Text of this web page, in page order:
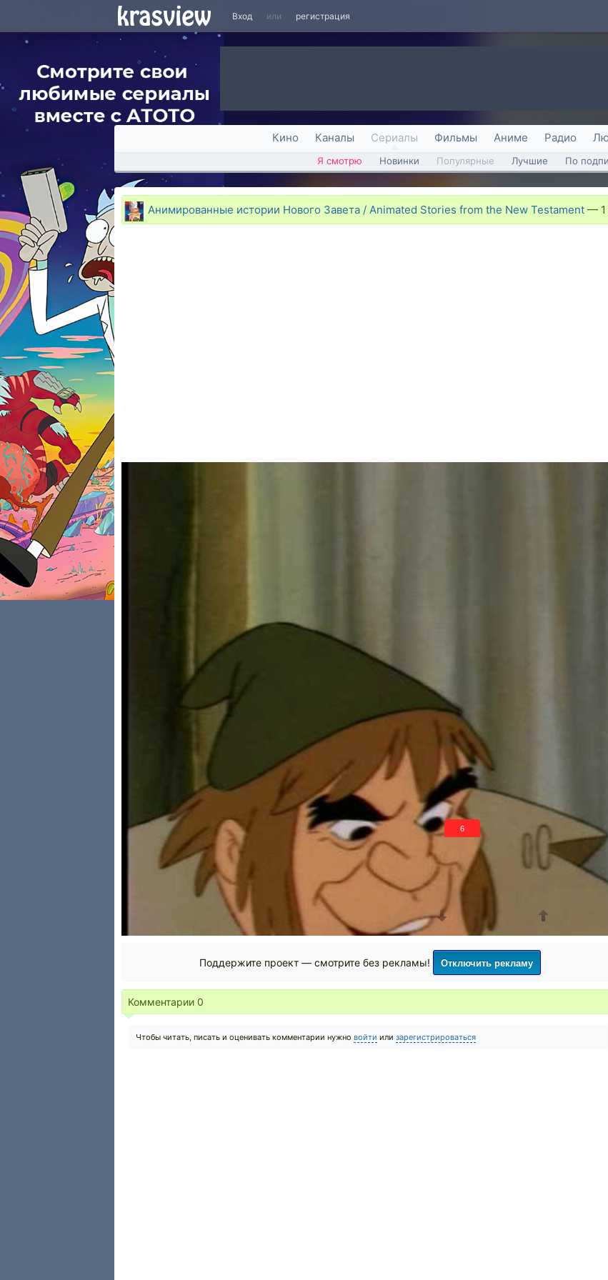
Вход или регистрация
Кино Каналы Сериалы Фильмы Аниме Радио
Я смотрю Новинки Популярные Лучшие По
Анимированные истории Нового Завета / Animated Stories from the New Testament —
5
Просмотры
6 0
Поддержите проект — смотрите без рекламы! Отключить рекламу
Комментарии 0
Чтобы читать, писать и оценивать комментарии нужно войти или зарегистрироваться